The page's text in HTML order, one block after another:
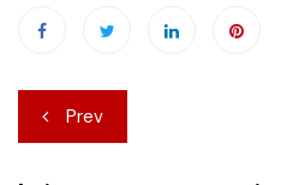
Navigation
de
Prev